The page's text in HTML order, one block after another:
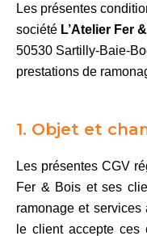
Les présentes
société L’Atelier Fer
50530 Sartilly-Baie-
prestations de
1. Objet et
Les présentes CGV
Fer & Bois et ses
ramonage et
le client accepte ces